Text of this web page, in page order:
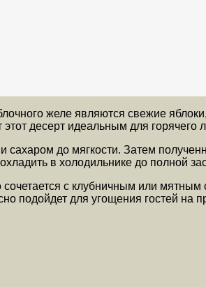
желе являются свежие
десерт идеальным для горячего
сахаром до мягкости. Затем
в холодильнике до полной
с клубничным или мятным
подойдет для угощения гостей на